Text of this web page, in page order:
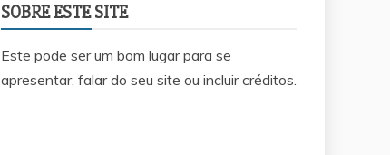
SOBRE ESTE SITE
Este pode ser um bom lugar para se
apresentar, falar do seu site ou incluir créditos.